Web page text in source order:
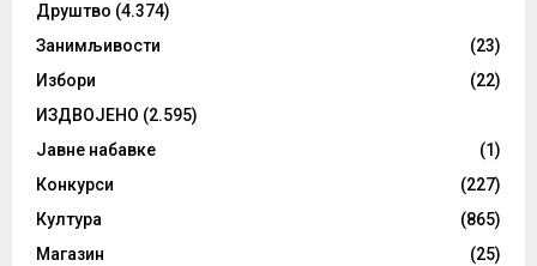
Друштво (4.374)
Занимљивости
(23)
Избори
(22)
ИЗДВОЈЕНО (2.595)
Јавне набавке
(1)
Конкурси
(227)
Култура
(865)
Магазин
(25)